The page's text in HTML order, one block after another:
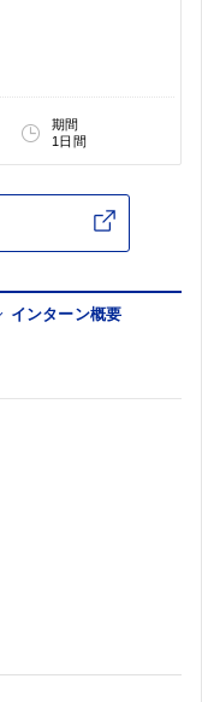
期間
1日間
インターン概要